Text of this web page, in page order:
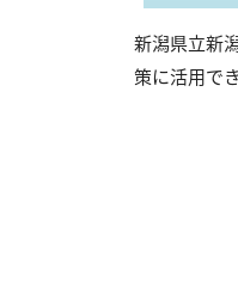
新潟県立新
策に活用で